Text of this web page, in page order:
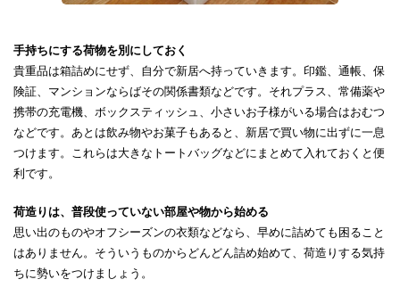
手持ちにする荷物を別にしておく
貴重品は箱詰めにせず、自分で新居へ持っていきます。印鑑、通帳、保
険証、マンションならばその関係書類などです。それプラス、常備薬や
携帯の充電機、ボックスティッシュ、小さいお子様がいる場合はおむつ
などです。あとは飲み物やお菓子もあると、新居で買い物に出ずに一息
つけます。これらは大きなトートバッグなどにまとめて入れておくと便
利です。
荷造りは、普段使っていない部屋や物から始める
思い出のものやオフシーズンの衣類などなら、早めに詰めても困ること
はありません。そういうものからどんどん詰め始めて、荷造りする気持
ちに勢いをつけましょう。